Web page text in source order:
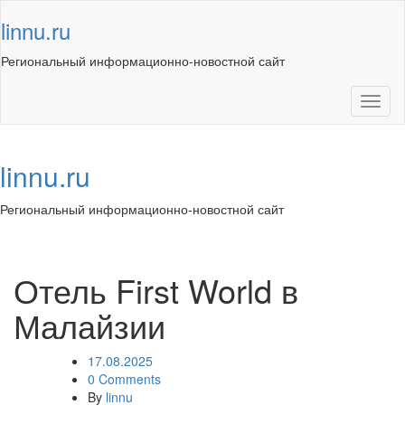
to
content
linnu.ru
Региональный информационно-новостной сайт
linnu.ru
Региональный информационно-новостной сайт
Отель First World в
Малайзии
17.08.2025
0 Comments
By linnu